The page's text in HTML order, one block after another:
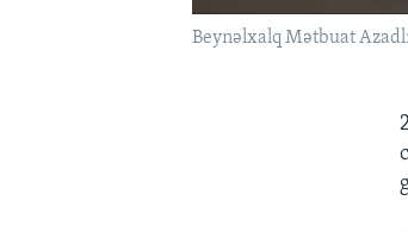
Beynəlxalq Mətbuat